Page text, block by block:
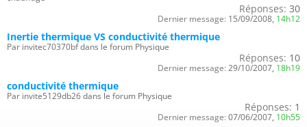
Réponses: 30
Dernier message: 15/09/2008, 14h12
Inertie thermique VS conductivité thermique
Par invitec70370bf dans le forum Physique
Réponses: 10
Dernier message: 29/10/2007, 18h19
conductivité thermique
Par invite5129db26 dans le forum Physique
Réponses: 1
Dernier message: 07/06/2007, 10h55